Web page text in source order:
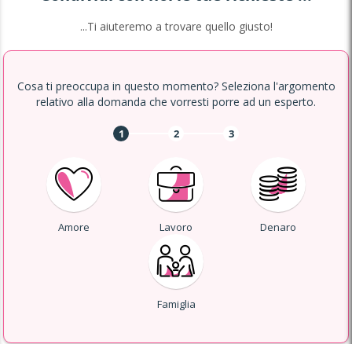
...Ti aiuteremo a trovare quello giusto!
Cosa ti preoccupa in questo momento? Seleziona l'argomento
relativo alla domanda che vorresti porre ad un esperto.
1 2 3
Amore Lavoro Denaro
Famiglia